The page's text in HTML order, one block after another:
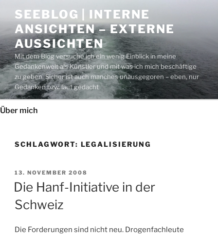
Inhalt
springen
SEEBLOG | INTERNE
ANSICHTEN – EXTERNE
AUSSICHTEN
Mit dem Blog versuche ich ein wenig Einblick in meine
Gedankenwelt als Künstler und mit was ich mich beschäftige
zu geben. Sicher ist auch manches unausgegoren – eben, nur
Gedanken bzw. laut gedacht
Über mich
SCHLAGWORT: LEGALISIERUNG
VERÖFFENTLICHT
AM
13. NOVEMBER 2008
Die Hanf-Initiative in der
Schweiz
Die Forderungen sind nicht neu. Drogenfachleute